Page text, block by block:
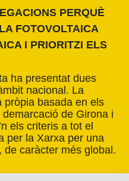
PERQUÈ
FOTOVOLTAICA
I PRIORITZI ELS
ha presentat dues
nacional. La
pròpia basada en els
demarcació de Girona i
els criteris a tot el
per la Xarxa per una
de caràcter més global.